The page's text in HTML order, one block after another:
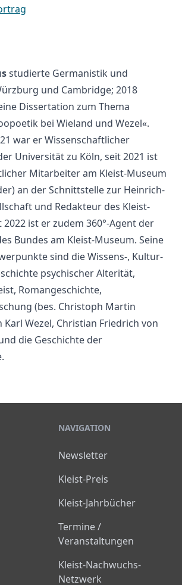
studierte Germanistik und
und Cambridge; 2018
Dissertation zum Thema
bei Wieland und Wezel«.
war er Wissenschaftlicher
Universität zu Köln, seit 2021 ist
Mitarbeiter am Kleist-Museum
an der Schnittstelle zur Heinrich-
und Redakteur des Kleist-
2022 ist er zudem 360°-Agent der
Bundes am Kleist-Museum. Seine
sind die Wissens-, Kultur-
psychischer Alterität,
Romangeschichte,
(bes. Christoph Martin
Karl Wezel, Christian Friedrich von
die Geschichte der
NAVIGATION
Newsletter
Kleist-Preis
Kleist-Jahrbücher
Termine /
Veranstaltungen
Kleist-Nachwuchs-
Netzwerk